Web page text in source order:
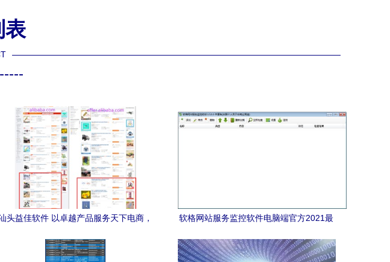
表
头益佳软件 以卓越产品服务天下电商，
软格网站服务监控软件电脑端官方2021最